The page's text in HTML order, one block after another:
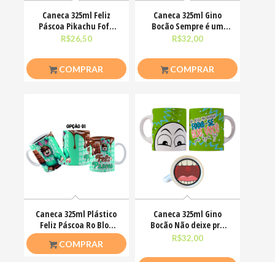
Caneca 325ml Feliz
Páscoa Pikachu Fofo
divertido
R$26,50
COMPRAR
Caneca 325ml Gino
Bocão Sempre é um
bom dia pra me deixar
R$32,00
COMPRAR
Caneca 325ml Plástico
Feliz Páscoa Ro Blox
Bloquinhos
COMPRAR
Caneca 325ml Gino
Bocão Não deixe pra
amanhã o foda-se que
R$32,00